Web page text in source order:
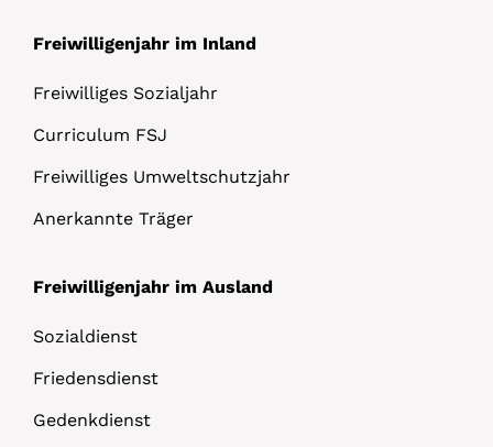
Freiwilligenjahr im Inland
Freiwilliges Sozialjahr
Curriculum FSJ
Freiwilliges Umweltschutzjahr
Anerkannte Träger
Freiwilligenjahr im Ausland
Sozialdienst
Friedensdienst
Gedenkdienst